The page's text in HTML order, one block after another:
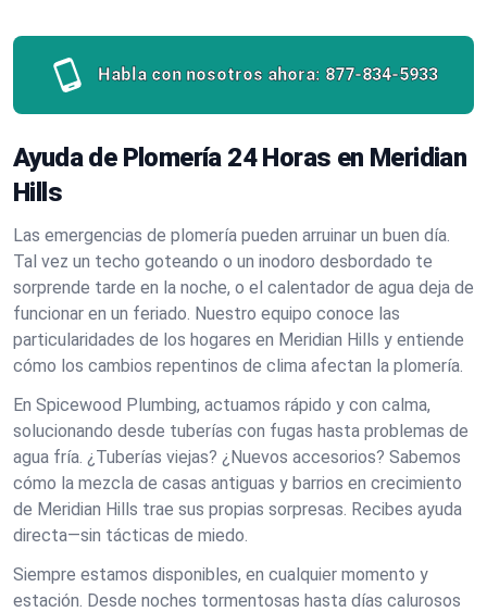
Habla con nosotros ahora: 877-834-5933
Ayuda de Plomería 24 Horas en Meridian
Hills
Las emergencias de plomería pueden arruinar un buen día.
Tal vez un techo goteando o un inodoro desbordado te
sorprende tarde en la noche, o el calentador de agua deja de
funcionar en un feriado. Nuestro equipo conoce las
particularidades de los hogares en Meridian Hills y entiende
cómo los cambios repentinos de clima afectan la plomería.
En Spicewood Plumbing, actuamos rápido y con calma,
solucionando desde tuberías con fugas hasta problemas de
agua fría. ¿Tuberías viejas? ¿Nuevos accesorios? Sabemos
cómo la mezcla de casas antiguas y barrios en crecimiento
de Meridian Hills trae sus propias sorpresas. Recibes ayuda
directa—sin tácticas de miedo.
Siempre estamos disponibles, en cualquier momento y
estación. Desde noches tormentosas hasta días calurosos